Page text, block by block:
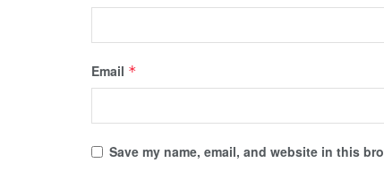
Email *
Save my name, email, and website in this